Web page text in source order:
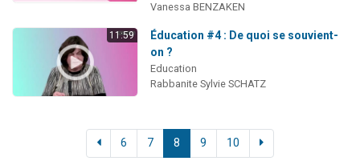
Vanessa BENZAKEN
11:59
Éducation #4 : De quoi se souvient-
on ?
Education
Rabbanite Sylvie SCHATZ
6 7 8 9 10